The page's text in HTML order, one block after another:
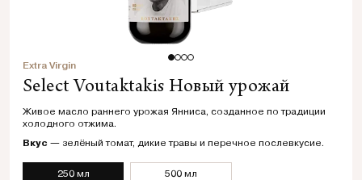
Extra Virgin
Select Voutaktakis Новый урожай
Живое масло раннего урожая Янниса, созданное по традиции
холодного отжима.
Вкус — зелёный томат, дикие травы и перечное послевкусие.
250 мл 500 мл